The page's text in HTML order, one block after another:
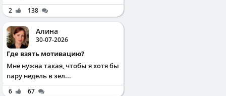
2 138
Алина
30-07-2026
Где взять мотивацию?
Мне нужна такая, чтобы я хотя бы
пару недель в зел...
6 67